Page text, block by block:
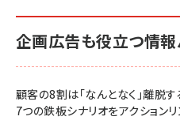
企画広告も役立つ情報
顧客の8割は「なんとなく」離脱
7つの鉄板シナリオをアクション